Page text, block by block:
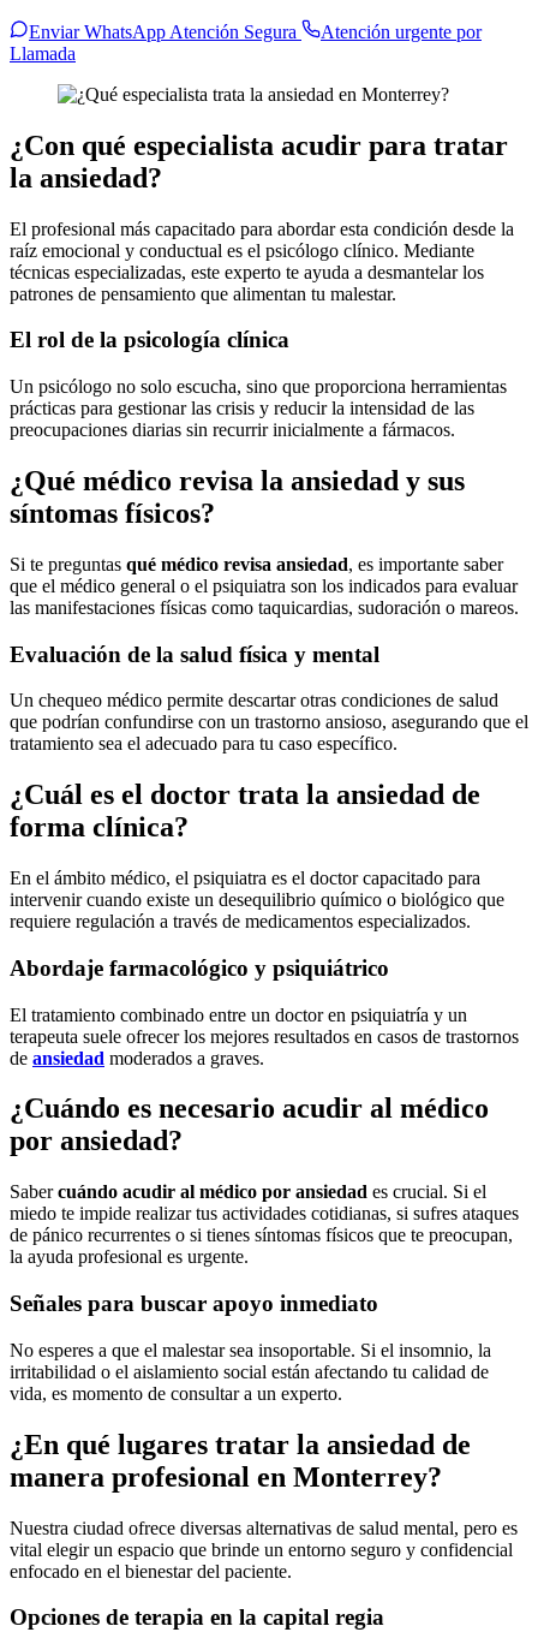
Enviar WhatsApp Atención Segura
Atención urgente por
Llamada
¿Con qué especialista acudir para tratar
la ansiedad?
El profesional más capacitado para abordar esta condición desde la
raíz emocional y conductual es el psicólogo clínico. Mediante
técnicas especializadas, este experto te ayuda a desmantelar los
patrones de pensamiento que alimentan tu malestar.
El rol de la psicología clínica
Un psicólogo no solo escucha, sino que proporciona herramientas
prácticas para gestionar las crisis y reducir la intensidad de las
preocupaciones diarias sin recurrir inicialmente a fármacos.
¿Qué médico revisa la ansiedad y sus
síntomas físicos?
Si te preguntas qué médico revisa ansiedad, es importante saber
que el médico general o el psiquiatra son los indicados para evaluar
las manifestaciones físicas como taquicardias, sudoración o mareos.
Evaluación de la salud física y mental
Un chequeo médico permite descartar otras condiciones de salud
que podrían confundirse con un trastorno ansioso, asegurando que el
tratamiento sea el adecuado para tu caso específico.
¿Cuál es el doctor trata la ansiedad de
forma clínica?
En el ámbito médico, el psiquiatra es el doctor capacitado para
intervenir cuando existe un desequilibrio químico o biológico que
requiere regulación a través de medicamentos especializados.
Abordaje farmacológico y psiquiátrico
El tratamiento combinado entre un doctor en psiquiatría y un
terapeuta suele ofrecer los mejores resultados en casos de trastornos
de ansiedad moderados a graves.
¿Cuándo es necesario acudir al médico
por ansiedad?
Sabercuándo acudir al médico por ansiedad es crucial. Si el
miedo te impide realizar tus actividades cotidianas, si sufres ataques
de pánico recurrentes o si tienes síntomas físicos que te preocupan,
la ayuda profesional es urgente.
Señales para buscar apoyo inmediato
No esperes a que el malestar sea insoportable. Si el insomnio, la
irritabilidad o el aislamiento social están afectando tu calidad de
vida, es momento de consultar a un experto.
¿En qué lugares tratar la ansiedad de
manera profesional en Monterrey?
Nuestra ciudad ofrece diversas alternativas de salud mental, pero es
vital elegir un espacio que brinde un entorno seguro y confidencial
enfocado en el bienestar del paciente.
Opciones de terapia en la capital regia